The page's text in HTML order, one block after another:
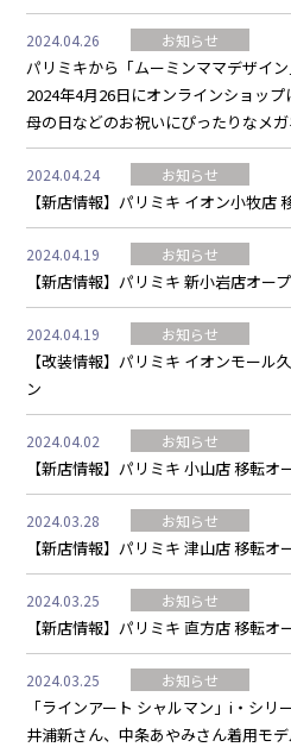
2024.04.26 お知らせ
パリミキから「ムーミンママデザイ
2024年4月26日にオンラインショップ
母の日などのお祝いにぴったりなメ
2024.04.24 お知らせ
【新店情報】パリミキ イオン小牧店
2024.04.19 お知らせ
【新店情報】パリミキ 新小岩店オー
2024.04.19 お知らせ
【改装情報】パリミキ イオンモール
ン
2024.04.02 お知らせ
【新店情報】パリミキ 小山店 移転オ
2024.03.28 お知らせ
【新店情報】パリミキ 津山店 移転オ
2024.03.25 お知らせ
【新店情報】パリミキ 直方店 移転オ
2024.03.25 お知らせ
「ラインアート シャルマン」i・シリ
井浦新さん、中条あやみさん着用モ